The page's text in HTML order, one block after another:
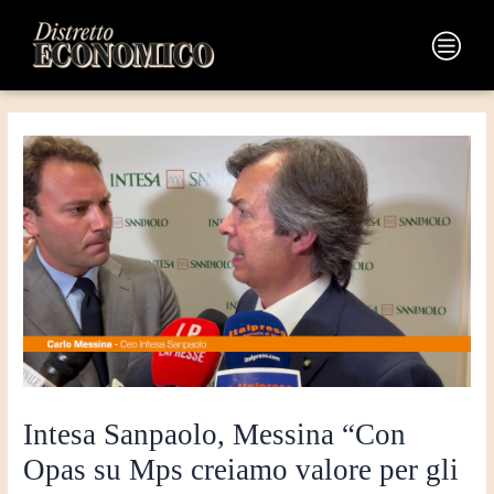
contenuto
Main
Menu
Intesa Sanpaolo, Messina “Con
Opas su Mps creiamo valore per gli
articoli